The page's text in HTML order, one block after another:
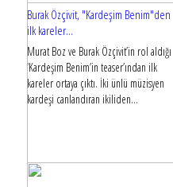
Burak Özçivit, "Kardeşim Benim"den
ilk kareler...
Murat Boz ve Burak Özçivit’in rol aldığı
‘Kardeşim Benim’in teaser’ından ilk
kareler ortaya çıktı. İki ünlü müzisyen
kardeşi canlandıran ikiliden...